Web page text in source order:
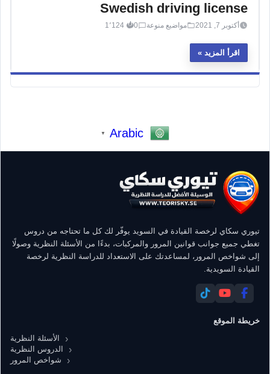
Swedish driving license
أكتوبر 7, 2021 مواضيع منوعة 0 1٬124
اقرأ المزيد
Arabic
▼
تيوري سكاي لرخصة القيادة في السويد يوفّر لك كل ما تحتاجه من دروس
تغطي جميع جوانب قوانين المرور والمركبات، بدءًا من الأسئلة النظرية وصولًا
إلى شواخص المرور، لمساعدتك على الاستعداد للدراسة النظرية لرخصة
القيادة السويدية.
خريطة الموقع
الأسئلة النظرية
الدروس النظرية
شواخص المرور